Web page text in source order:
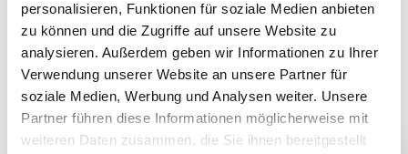
personalisieren, Funktionen für soziale Medien anbieten
zu können und die Zugriffe auf unsere Website zu
analysieren. Außerdem geben wir Informationen zu Ihrer
Verwendung unserer Website an unsere Partner für
soziale Medien, Werbung und Analysen weiter. Unsere
Partner führen diese Informationen möglicherweise mit
weiteren Daten zusammen, die Sie ihnen bereitgestellt
All unsere Schuhe sind
auf die Bedürfnisse
von Kindern
ausgerichtet. Sie
bieten optimalen Halt,
fördern die natürliche
Fußentwicklung und
sind aus